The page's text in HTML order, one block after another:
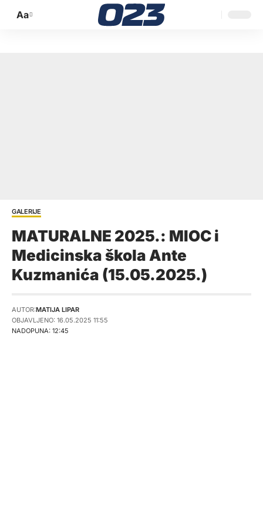
Promijeni
Aa
GALERIJE
MATURALNE 2025.: MIOC i
Medicinska škola Ante
Kuzmanića (15.05.2025.)
NADOPUNA: 12:45
AUTOR:MATIJA LIPAR
OBJAVLJENO: 16.05.2025 11:55